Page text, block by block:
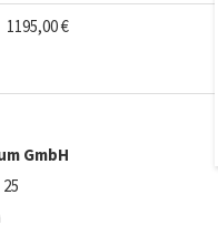
1195,00 €
GmbH